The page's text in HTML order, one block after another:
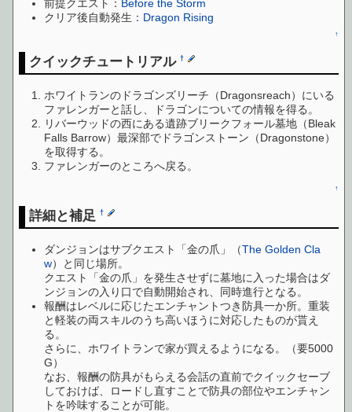
前提クエスト： Before the Storm
クリア後自動発生： Dragon Rising
↑
クイックチュートリアル†
ホワイトランのドラゴンズリーチ（Dragonsreach）にいる
ファレンガーと話し、ドラゴンについての情報を得る。
リバーウッドの西にある遺跡ブリークフォール墓地（Bleak
Falls Barrow）最深部でドラゴンストーン（Dragonstone）
を取得する。
ファレンガーのところへ戻る。
↑
詳細と補足†
ダンジョンはサブクエスト「金の爪」（The Golden Cla
w）と同じ場所。
クエスト「金の爪」を発生させずに墓地に入った場合はダ
ンジョンの入り口で自動開始され、同時進行となる。
報酬はレベルに応じたエンチャントつき防具一か所。重装
と軽装の両スキルのうち高いほうに対応したものが貰え
る。
さらに、ホワイトランで家が買えるようになる。（要5000
G）
なお、報酬の防具がもらえる会話の直前でクイックセーブ
しておけば、ロードし直すことで防具の部位やエンチャン
トを吟味することが可能。